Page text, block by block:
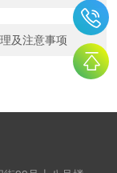
及注意事项